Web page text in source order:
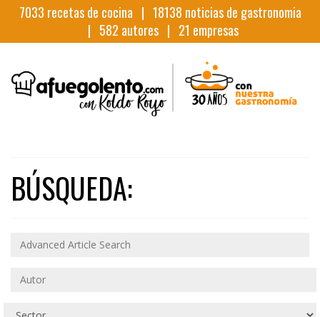
7033 recetas de cocina | 18138 noticias de gastronomia
| 582 autores | 21 empresas
BÚSQUEDA: